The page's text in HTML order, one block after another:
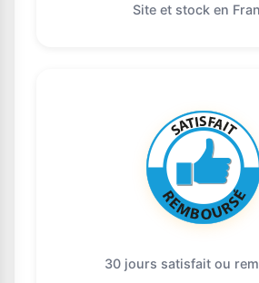
Site et stock en
30 jours satisfait ou